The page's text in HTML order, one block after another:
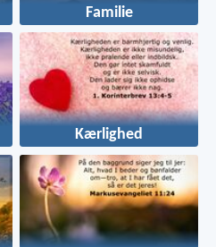
Familie
Kærlighed